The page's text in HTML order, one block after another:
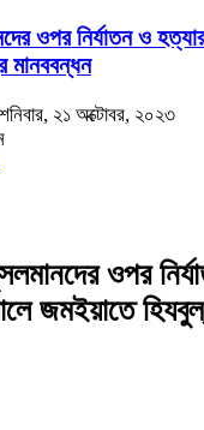
ওপর নির্যাতন ও
মানববন্ধন
২১ অক্টোবর, ২০২৩
ওপর
জমইয়াতে